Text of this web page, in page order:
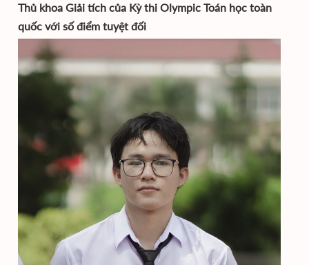
Thủ khoa Giải tích của Kỳ thi Olympic Toán học toàn
quốc với số điểm tuyệt đối